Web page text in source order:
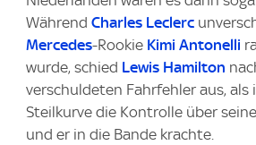
Während Charles Leclerc
Mercedes-Rookie Kimi Antonelli
wurde, schied Lewis Hamilton
verschuldeten Fahrfehler aus, als
Steilkurve die Kontrolle über
und er in die Bande krachte.